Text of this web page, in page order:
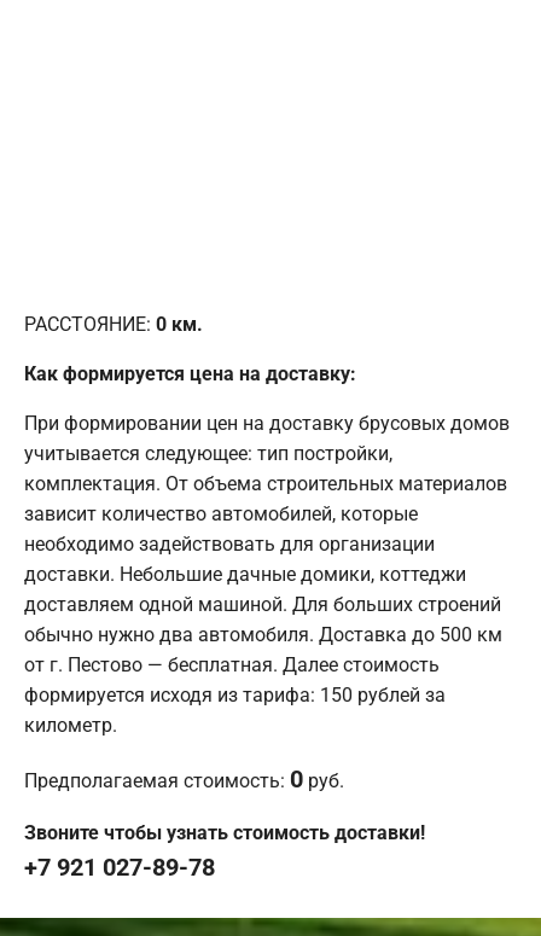
РАССТОЯНИЕ: 0 км.
Как формируется цена на доставку:
При формировании цен на доставку брусовых домов
учитывается следующее: тип постройки,
комплектация. От объема строительных материалов
зависит количество автомобилей, которые
необходимо задействовать для организации
доставки. Небольшие дачные домики, коттеджи
доставляем одной машиной. Для больших строений
обычно нужно два автомобиля. Доставка до 500 км
от г. Пестово — бесплатная. Далее стоимость
формируется исходя из тарифа: 150 рублей за
километр.
Предполагаемая стоимость: 0 руб.
Звоните чтобы узнать стоимость доставки!
+7 921 027-89-78